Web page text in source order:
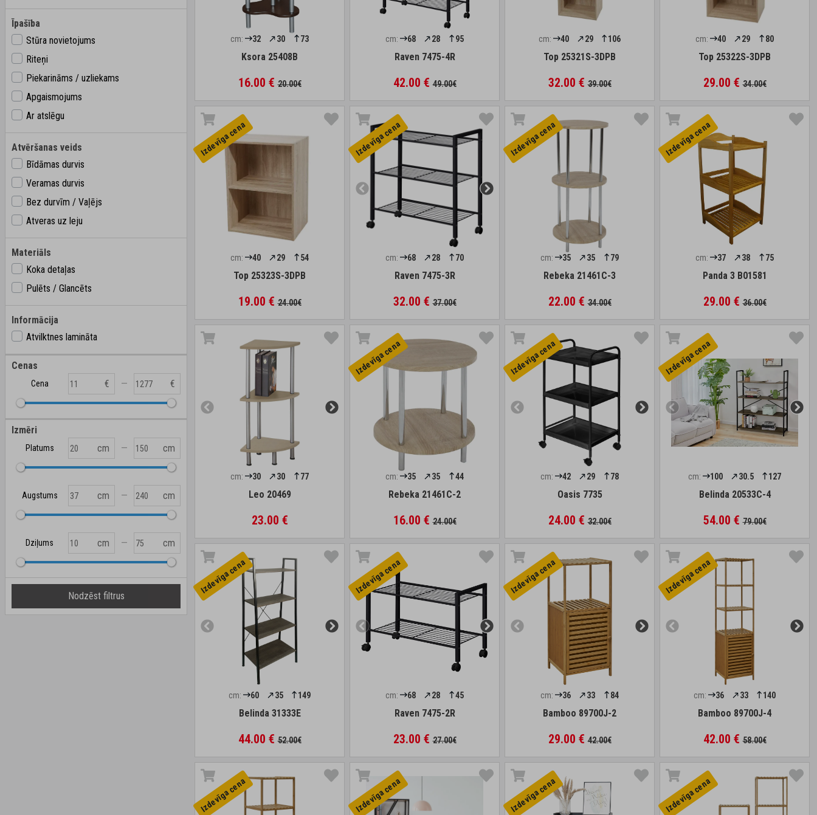
Īpašība
Stūra novietojums
Riteņi
Piekarināms / uzliekams
Apgaismojums
Ar atslēgu
Atvēršanas veids
Bīdāmas durvis
Veramas durvis
Bez durvīm / Vaļējs
Atveras uz leju
Materiāls
Koka detaļas
Pulēts / Glancēts
Informācija
Atvilktnes lamināta
Cenas
Cena € — €
Izmēri
Platums cm — cm
Augstums cm — cm
Dziļums cm — cm
Nodzēst filtrus
cm: 32 30 73
Ksora 25408B
16.00 €20.00€
cm: 68 28 95
Raven 7475-4R
42.00 €49.00€
cm: 40 29 106
Top 25321S-3DPB
32.00 €39.00€
cm: 40 29 80
Top 25322S-3DPB
29.00 €34.00€
Izdevīga cena
cm: 40 29 54
Top 25323S-3DPB
19.00 €24.00€
Izdevīga cena
cm: 68 28 70
Raven 7475-3R
32.00 €37.00€
Izdevīga cena
cm: 35 35 79
Rebeka 21461C-3
22.00 €34.00€
Izdevīga cena
cm: 37 38 75
Panda 3 B01581
29.00 €36.00€
cm: 30 30 77
Leo 20469
23.00 €
Izdevīga cena
cm: 35 35 44
Rebeka 21461C-2
16.00 €24.00€
Izdevīga cena
cm: 42 29 78
Oasis 7735
24.00 €32.00€
Izdevīga cena
cm: 100 30.5 127
Belinda 20533C-4
54.00 €79.00€
Izdevīga cena
cm: 60 35 149
Belinda 31333E
44.00 €52.00€
Izdevīga cena
cm: 68 28 45
Raven 7475-2R
23.00 €27.00€
Izdevīga cena
cm: 36 33 84
Bamboo 89700J-2
29.00 €42.00€
Izdevīga cena
cm: 36 33 140
Bamboo 89700J-4
42.00 €58.00€
Izdevīga cena Izdevīga cena Izdevīga cena Izdevīga cena